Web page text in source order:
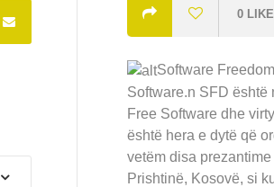
0
Software
Software.n SFD
Free Software dhe
është hera e dytë që
vetëm disa
Prishtinë, Kosovë, si